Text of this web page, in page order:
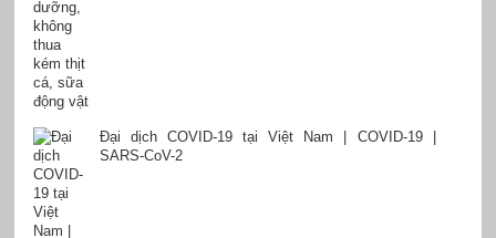
Đại dịch COVID-19 tại Việt Nam | COVID-19 |
SARS-CoV-2